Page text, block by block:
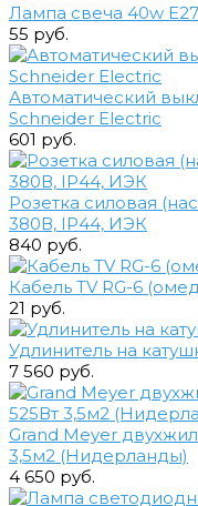
Лампа свеча 40w E27
55 руб.
Автоматический
Schneider Electric
601 руб.
Розетка силовая
380В, IP44, ИЭК
840 руб.
Кабель TV RG-6
21 руб.
Удлинитель на
7 560 руб.
Grand Meyer
3,5м2 (Нидерланды)
4 650 руб.